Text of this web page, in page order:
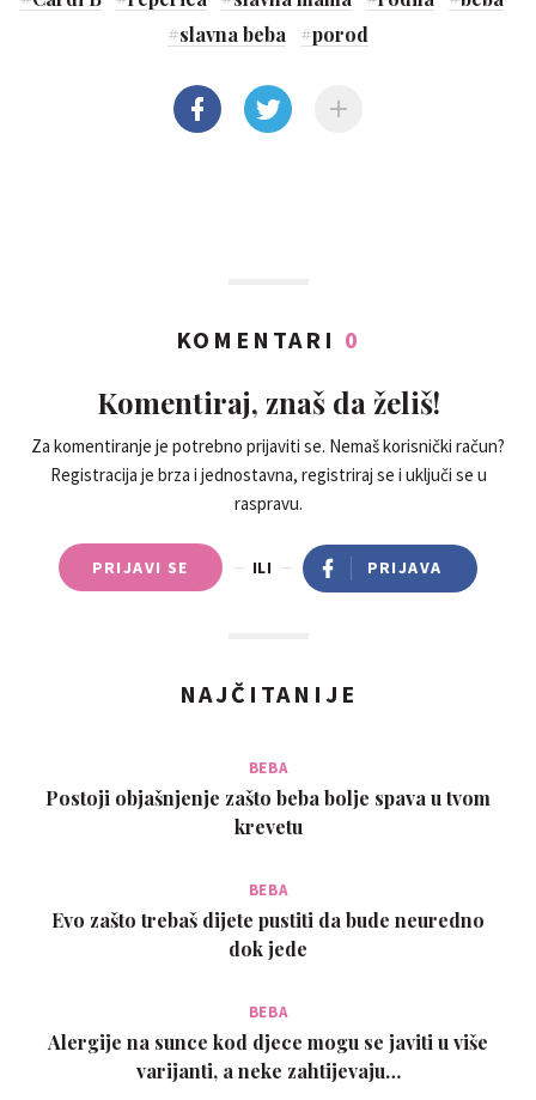
#slavna beba #porod
KOMENTARI 0
Komentiraj, znaš da želiš!
Za komentiranje je potrebno prijaviti se. Nemaš korisnički račun?
Registracija je brza i jednostavna, registriraj se i uključi se u
raspravu.
PRIJAVI SE ILI PRIJAVA
NAJČITANIJE
BEBA
Postoji objašnjenje zašto beba bolje spava u tvom
krevetu
BEBA
Evo zašto trebaš dijete pustiti da bude neuredno
dok jede
BEBA
Alergije na sunce kod djece mogu se javiti u više
varijanti, a neke zahtijevaju…